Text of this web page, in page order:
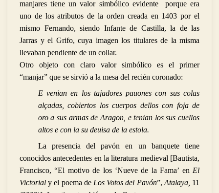
manjares tiene un valor simbólico evidente porque era
uno de los atributos de la orden creada en 1403 por el
mismo Fernando, siendo Infante de Castilla, la de las
Jarras y el Grifo, cuya imagen los titulares de la misma
llevaban pendiente de un collar.
Otro objeto con claro valor simbólico es el primer
“manjar” que se sirvió a la mesa del recién coronado:
E venian en los tajadores pauones con sus colas
alçadas, cobiertos los cuerpos dellos con foja de
oro a sus armas de Aragon, e tenian los sus cuellos
altos e con la su deuisa de la estola.
La presencia del pavón en un banquete tiene
conocidos antecedentes en la literatura medieval [Bautista,
Francisco, “El motivo de los ‘Nueve de la Fama’ en El
Victorial y el poema de Los Votos del Pavón”, Atalaya, 11